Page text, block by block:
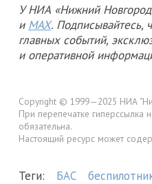
У НИА «Нижний
и MAX. Подписывайтесь,
главных событий,
и оперативной
Copyright © 1999—2025 НИА
При перепечатке
обязательна.
Настоящий ресурс может
Теги: БАС